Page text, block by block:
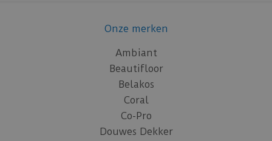
Onze merken
Ambiant
Beautifloor
Belakos
Coral
Co-Pro
Douwes Dekker